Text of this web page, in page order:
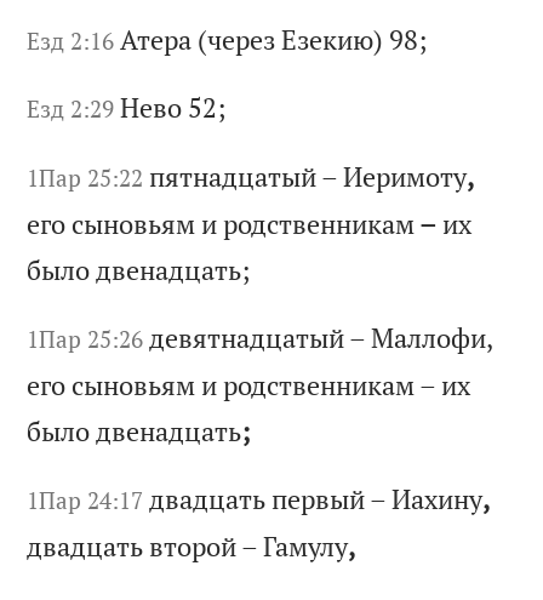
Езд 2:16 Атера (черезЕзекию) 98;
Езд 2:29 Нево 52;
1Пар 25:22 пятнадцатый–Иеримоту,
его сыновьям иродственникам– их
былодвенадцать;
1Пар 25:26 девятнадцатый–Маллофи,
его сыновьям иродственникам– их
былодвенадцать;
1Пар 24:17 двадцать первый–Иахину,
двадцать второй–Гамулу,